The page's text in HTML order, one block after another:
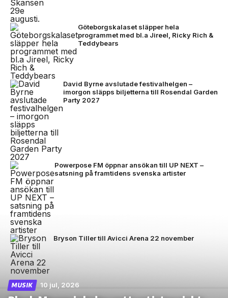
Göteborgskalaset släpper hela
programmet med bl.a Jireel, Ricky Rich &
Teddybears
David Byrne avslutade festivalhelgen –
imorgon släpps biljetterna till Rosendal Garden
Party 2027
Powerpose FM öppnar ansökan till UP NEXT –
satsning på framtidens svenska artister
Bryson Tiller till Avicci Arena 22 november
MUSIK 10 jul, 2026